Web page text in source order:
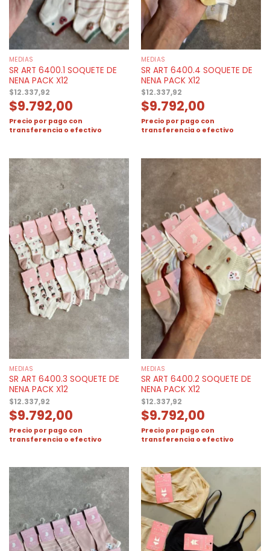
MEDIAS
SR ART 6400.1 SOQUETE DE
NENA PACK X12
$12.337,92
$9.792,00
Precio por pago con
transferencia o efectivo
MEDIAS
SR ART 6400.4 SOQUETE DE
NENA PACK X12
$12.337,92
$9.792,00
Precio por pago con
transferencia o efectivo
MEDIAS
SR ART 6400.3 SOQUETE DE
NENA PACK X12
$12.337,92
$9.792,00
Precio por pago con
transferencia o efectivo
MEDIAS
SR ART 6400.2 SOQUETE DE
NENA PACK X12
$12.337,92
$9.792,00
Precio por pago con
transferencia o efectivo